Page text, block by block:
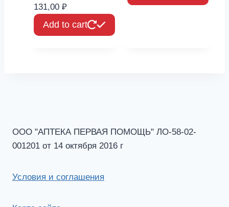
131,00 ₽
Add to cart
ООО "АПТЕКА ПЕРВАЯ ПОМОЩЬ" ЛО-58-02-
001201 от 14 октября 2016 г
Условия и соглашения